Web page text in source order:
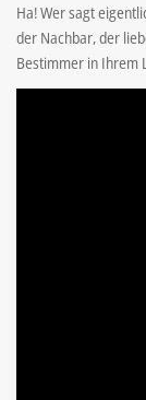
Ha! Wer sagt
der Nachbar, der
Bestimmer in Ihrem